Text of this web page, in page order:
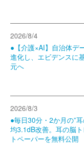
2026/8/4
●【介護×AI】自治体デ
進化し、エビデンスに
元へ
2026/8/3
●毎日30分・2か月の”
均3.1dB改善。耳の脳
トペーパーを無料公開